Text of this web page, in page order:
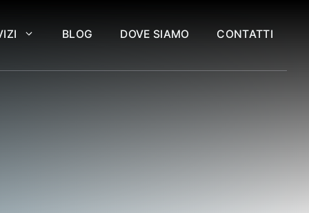
BLOG DOVE SIAMO CONTATTI